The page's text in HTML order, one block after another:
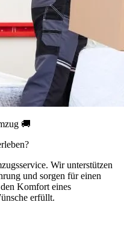
🚚
Wir unterstützen
und sorgen für einen
Komfort eines
erfüllt.